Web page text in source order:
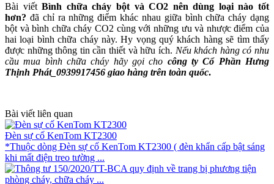
Bài viếtBình chữa cháy bột và CO2 nên dùng loại nào tốt
hơn? đã chỉ ra những điểm khác nhau giữa bình chữa cháy dạng
bột và bình chữa cháy CO2 cùng với những ưu và nhược điểm của
hai loại bình chữa cháy này. Hy vọng quý khách hàng sẽ tìm thấy
được những thông tin cần thiết và hữu ích. Nếu khách hàng có nhu
cầu mua bình chữa cháy hãy gọi cho công ty Cổ Phần Hưng
Thịnh Phát_ 0939917456 giao hàng trên toàn quốc.
Bài viết liên quan
Đèn sự cố KenTom KT2300
*Thuộc dòng Đèn sự cố KenTom KT2300 ( đèn khẩn cấp bật sáng
khi mất điện treo tường ...